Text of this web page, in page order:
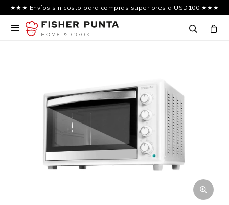
★★★ Envíos sin costo para compras superiores a USD100 ★★★
